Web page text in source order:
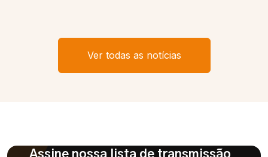
Ver todas as notícias
Assine nossa lista de transmissão